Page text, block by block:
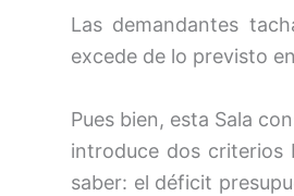
Las demandantes
excede de lo previsto
Pues bien, esta Sala
introduce dos criterios
saber: el déficit